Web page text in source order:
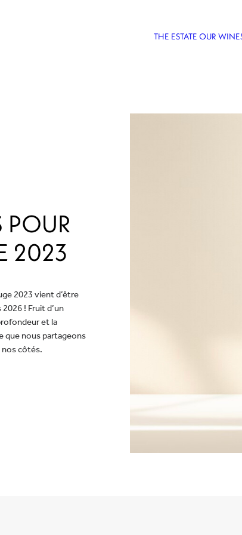
THE ESTATE OUR
POUR
2023
2023 vient d’être
! Fruit d’un
et la
que nous partageons
côtés.